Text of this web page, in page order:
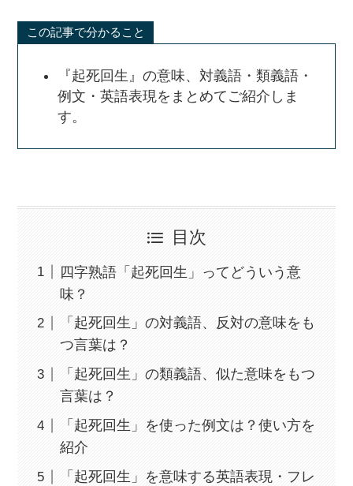
この記事で分かること
『起死回生』の意味、対義語・類義語・
例文・英語表現をまとめてご紹介しま
す。
目次
四字熟語「起死回生」ってどういう意
味？
「起死回生」の対義語、反対の意味をも
つ言葉は？
「起死回生」の類義語、似た意味をもつ
言葉は？
「起死回生」を使った例文は？使い方を
紹介
「起死回生」を意味する英語表現・フレ